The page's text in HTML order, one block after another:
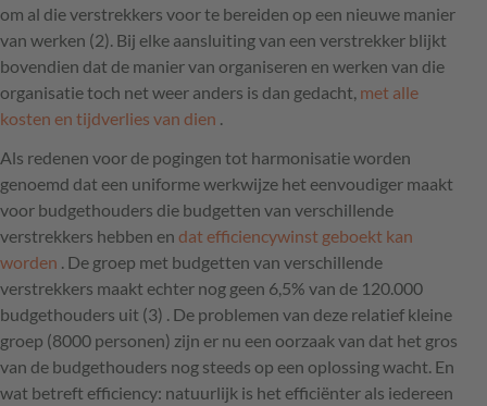
om al die verstrekkers voor te bereiden op een nieuwe manier
van werken (2). Bij elke aansluiting van een verstrekker blijkt
bovendien dat de manier van organiseren en werken van die
organisatie toch net weer anders is dan gedacht, met alle
kosten en tijdverlies van dien .
Als redenen voor de pogingen tot harmonisatie worden
genoemd dat een uniforme werkwijze het eenvoudiger maakt
voor budgethouders die budgetten van verschillende
verstrekkers hebben en dat efficiencywinst geboekt kan
worden . De groep met budgetten van verschillende
verstrekkers maakt echter nog geen 6,5% van de 120.000
budgethouders uit (3) . De problemen van deze relatief kleine
groep (8000 personen) zijn er nu een oorzaak van dat het gros
van de budgethouders nog steeds op een oplossing wacht. En
wat betreft efficiency: natuurlijk is het efficiënter als iedereen